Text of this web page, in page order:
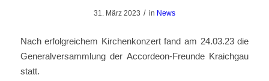
31. März 2023 / in News
Nach erfolgreichem Kirchenkonzert fand am 24.03.23 die
Generalversammlung der Accordeon-Freunde Kraichgau
statt.